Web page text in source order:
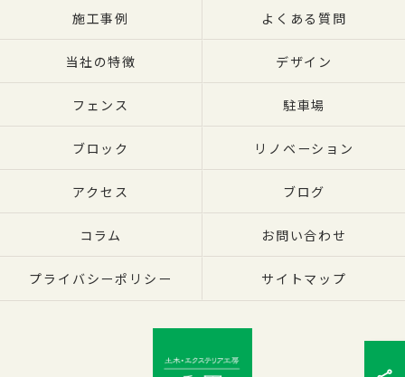
施工事例 よくある質問
当社の特徴 デザイン
フェンス 駐車場
ブロック リノベーション
アクセス ブログ
コラム お問い合わせ
プライバシーポリシー サイトマップ